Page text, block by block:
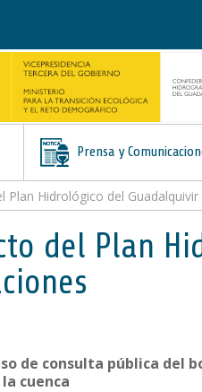
Prensa y
Plan Hidrológico del
del Plan
de consulta pública del
cuenca